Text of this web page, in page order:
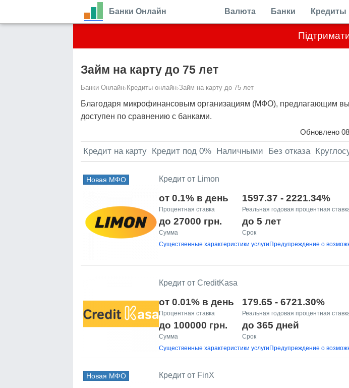
Банки Онлайн Валюта Банки Кредиты
Займ на карту до 75 лет
Банки Онлайн› Кредиты онлайн›Займ на карту до 75 лет
Благодаря микрофинансовым организациям (МФО), предлагающим
доступен по сравнению с банками.
Обновлено
Кредит на карту Кредит под 0% Наличными Без отказа
Новая МФО Кредит от Limon
от 0.1% в день
Процентная ставка
1597.37 - 2221.34%
Реальная годовая процентная
до 27000 грн.
Сумма
до 5 лет
Срок
Существенные характеристики услугиПредупреждение о
Кредит от CreditKasa
от 0.01% в день
Процентная ставка
179.65 - 6721.30%
Реальная годовая процентная
до 100000 грн.
Сумма
до 365 дней
Срок
Существенные характеристики услугиПредупреждение о
Новая МФО Кредит от FinX